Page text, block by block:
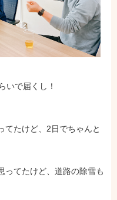
いで届くし！
てたけど、2日でちゃんと
ってたけど、道路の除雪も